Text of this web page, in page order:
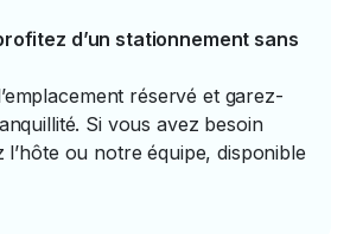
d’un stationnement sans
réservé et garez-
Si vous avez besoin
l’hôte ou notre équipe, disponible